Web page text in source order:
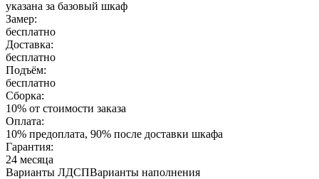
указана за базовый шкаф
Замер:
бесплатно
Доставка:
бесплатно
Подъём:
бесплатно
Сборка:
10% от стоимости заказа
Оплата:
10% предоплата, 90% после доставки шкафа
Гарантия:
24 месяца
Варианты ЛДСПВарианты наполнения